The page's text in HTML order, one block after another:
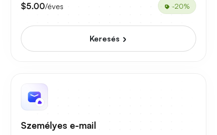
$5.00/éves -20%
Keresés
Személyes e-mail